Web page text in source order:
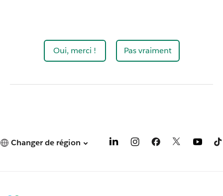
Oui, merci ! Pas vraiment
Changer de région